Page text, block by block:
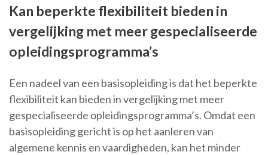
Kan beperkte flexibiliteit bieden in
vergelijking met meer gespecialiseerde
opleidingsprogramma’s
Een nadeel van een basisopleiding is dat het beperkte
flexibiliteit kan bieden in vergelijking met meer
gespecialiseerde opleidingsprogramma’s. Omdat een
basisopleiding gericht is op het aanleren van
algemene kennis en vaardigheden, kan het minder